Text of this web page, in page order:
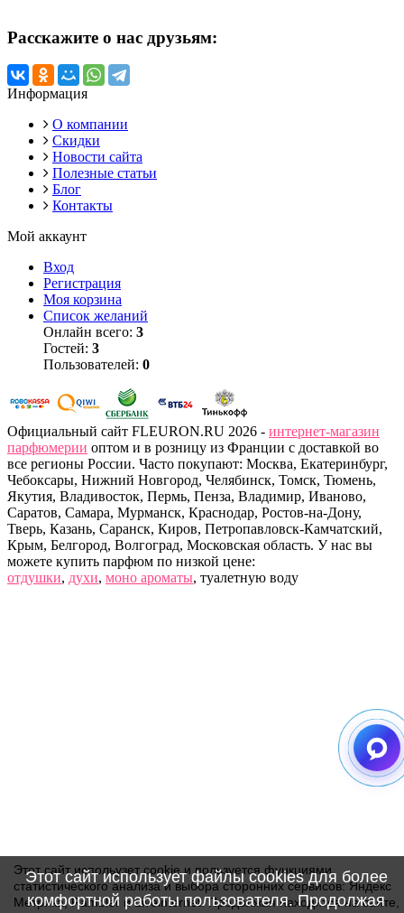
Расскажите о нас друзьям:
Информация
О компании
Скидки
Новости сайта
Полезные статьи
Блог
Контакты
Мой аккаунт
Вход
Регистрация
Моя корзина
Список желаний
Онлайн всего: 3
Гостей: 3
Пользователей: 0
Официальный сайт FLEURON.RU 2026 - интернет-магазин
парфюмерии оптом и в розницу из Франции с доставкой во
все регионы России. Часто покупают: Москва, Екатеринбург,
Чебоксары, Нижний Новгород, Челябинск, Томск, Тюмень,
Якутия, Владивосток, Пермь, Пенза, Владимир, Иваново,
Саратов, Самара, Мурманск, Краснодар, Ростов-на-Дону,
Тверь, Казань, Саранск, Киров, Петропавловск-Камчатский,
Крым, Белгород, Волгоград, Московская область. У нас вы
можете купить парфюм по низкой цене:
отдушки, духи, моно ароматы, туалетную воду
Этот сайт испольузет cookie и пользуется функциями
статистического анализа и выбора сторонних сервисов: Яндекс
Метрика, Rambler и Liveinternet. Продолжая находится на
Этот сайт использует файлы cookies для более
комфортной работы пользователя. Продолжая